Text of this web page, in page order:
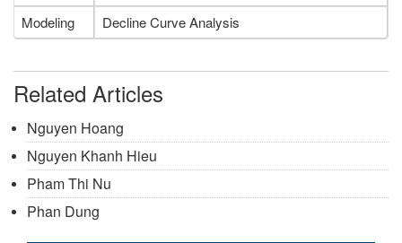
Modeling
Decline Curve Analysis
Related Articles
Nguyen Hoang
Nguyen Khanh Hieu
Pham Thi Nu
Phan Dung